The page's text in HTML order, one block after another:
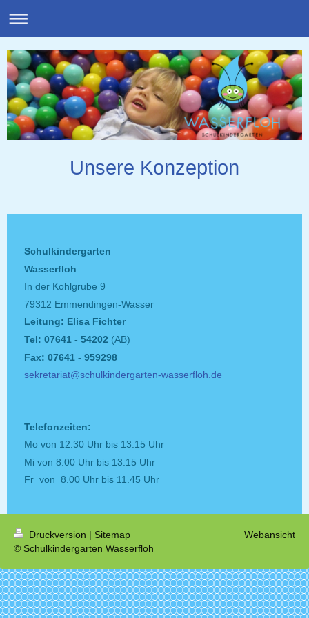
Unsere Konzeption
Schulkindergarten
Wasserfloh
In der Kohlgrube 9
79312 Emmendingen-Wasser
Leitung: Elisa Fichter
Tel: 07641 - 54202 (AB)
Fax: 07641 - 959298
sekretariat@schulkindergarten-wasserfloh.de
Telefonzeiten:
Mo von 12.30 Uhr bis 13.15 Uhr
Mi von 8.00 Uhr bis 13.15 Uhr
Fr von 8.00 Uhr bis 11.45 Uhr
Druckversion | Sitemap
© Schulkindergarten Wasserfloh
Webansicht